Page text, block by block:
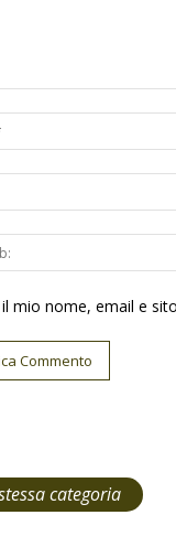
il mio nome, email e
categoria